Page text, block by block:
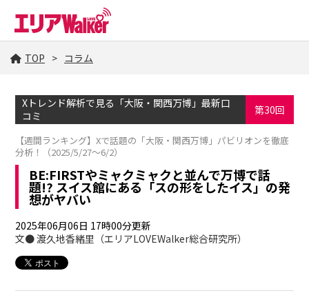
TOP コラム
Xトレンド解析で見る「大阪・関西万博」最新口
コミ
第30回
【週間ランキング】Xで話題の「大阪・関西万博」パビリオンを徹底
分析！（2025/5/27～6/2）
BE:FIRSTやミャクミャクと並んで万博で話
題!? スイス館にある「スの形をしたイス」の発
想がヤバい
2025年06月06日 17時00分更新
文● 渡久地香緒里（エリアLOVEWalker総合研究所）